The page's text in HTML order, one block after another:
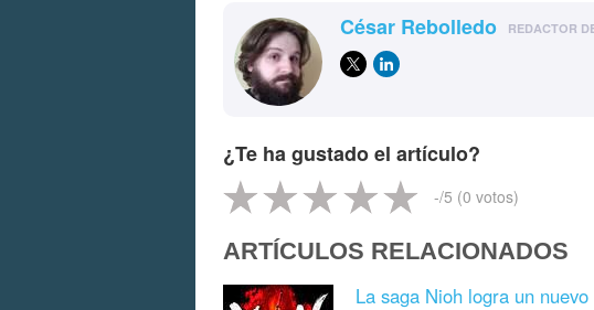
César Rebolledo REDACTOR
¿Te ha gustado el artículo?
-/5 (0 votos)
ARTÍCULOS RELACIONADOS
La saga Nioh logra un